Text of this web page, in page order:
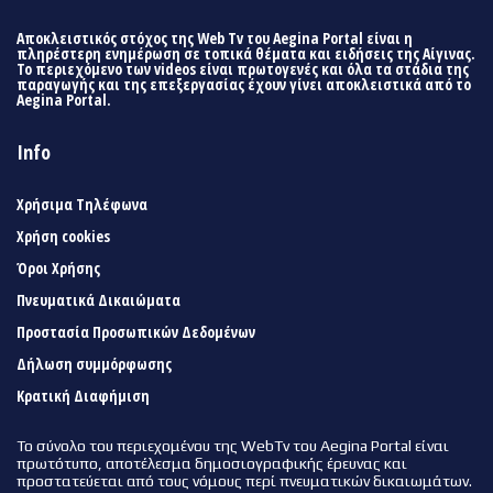
Αποκλειστικός στόχος της Web Tv του Aegina Portal είναι η
πληρέστερη ενημέρωση σε τοπικά θέματα και ειδήσεις της Αίγινας.
Το περιεχόμενο των videos είναι πρωτογενές και όλα τα στάδια της
παραγωγής και της επεξεργασίας έχουν γίνει αποκλειστικά από το
Aegina Portal.
Info
Χρήσιμα Τηλέφωνα
Χρήση cookies
Όροι Χρήσης
Πνευματικά Δικαιώματα
Προστασία Προσωπικών Δεδομένων
Δήλωση συμμόρφωσης
Κρατική Διαφήμιση
Το σύνολο του περιεχομένου της WebTv του Aegina Portal είναι
πρωτότυπο, αποτέλεσμα δημοσιογραφικής έρευνας και
προστατεύεται από τους νόμους περί πνευματικών δικαιωμάτων.